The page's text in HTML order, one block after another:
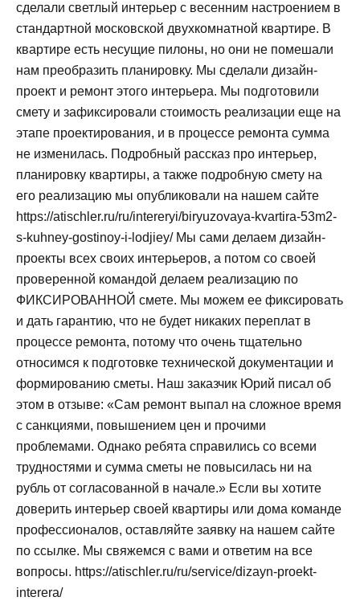
сделали светлый интерьер с весенним настроением в
стандартной московской двухкомнатной квартире. В
квартире есть несущие пилоны, но они не помешали
нам преобразить планировку. Мы сделали дизайн-
проект и ремонт этого интерьера. Мы подготовили
смету и зафиксировали стоимость реализации еще на
этапе проектирования, и в процессе ремонта сумма
не изменилась. Подробный рассказ про интерьер,
планировку квартиры, а также подробную смету на
его реализацию мы опубликовали на нашем сайте
https://atischler.ru/ru/intereryi/biryuzovaya-kvartira-53m2-
s-kuhney-gostinoy-i-lodjiey/ Мы сами делаем дизайн-
проекты всех своих интерьеров, а потом со своей
проверенной командой делаем реализацию по
ФИКСИРОВАННОЙ смете. Мы можем ее фиксировать
и дать гарантию, что не будет никаких переплат в
процессе ремонта, потому что очень тщательно
относимся к подготовке технической документации и
формированию сметы. Наш заказчик Юрий писал об
этом в отзыве: «Сам ремонт выпал на сложное время
с санкциями, повышением цен и прочими
проблемами. Однако ребята справились со всеми
трудностями и сумма сметы не повысилась ни на
рубль от согласованной в начале.» Если вы хотите
доверить интерьер своей квартиры или дома команде
профессионалов, оставляйте заявку на нашем сайте
по ссылке. Мы свяжемся с вами и ответим на все
вопросы. https://atischler.ru/ru/service/dizayn-proekt-
interera/